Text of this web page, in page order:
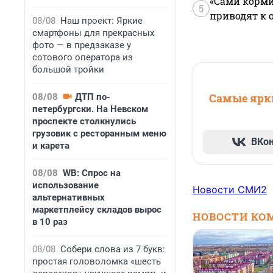
08/08 Наш проект: Яркие
смартфоны для прекрасных
фото — в предзаказе у
сотового оператора из
большой тройки
08/08
ДТП по-
петербургски. На Невском
проспекте столкнулись
грузовик с ресторанным меню
и карета
08/08 WB: Спрос на
использование
альтернативных
маркетплейсу складов вырос
в 10 раз
08/08 Собери слова из 7 букв:
простая головоломка «шесть
5
приводят к
Самые
Новости СМИ2
НОВОСТИ